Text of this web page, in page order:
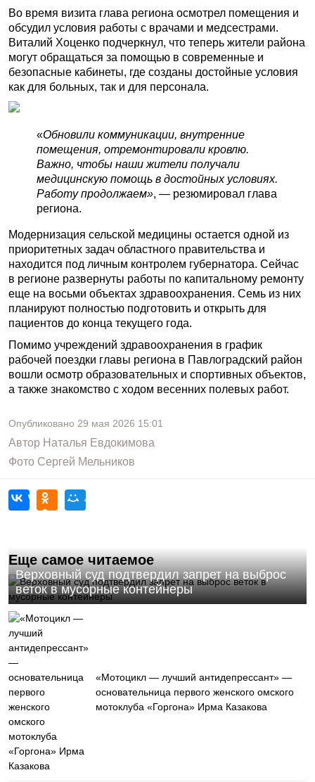
Во время визита глава региона осмотрел помещения и
обсудил условия работы с врачами и медсестрами.
Виталий Хоценко подчеркнул, что теперь жители района
могут обращаться за помощью в современные и
безопасные кабинеты, где созданы достойные условия
как для больных, так и для персонала.
«Обновили коммуникации, внутренние
помещения, отремонтировали кровлю.
Важно, чтобы наши жители получали
медицинскую помощь в достойных условиях.
Работу продолжаем», — резюмировал глава
региона.
Модернизация сельской медицины остается одной из
приоритетных задач областного правительства и
находится под личным контролем губернатора. Сейчас
в регионе развернуты работы по капитальному ремонту
еще на восьми объектах здравоохранения. Семь из них
планируют полностью подготовить и открыть для
пациентов до конца текущего года.
Помимо учреждений здравоохранения в график
рабочей поездки главы региона в Павлоградский район
вошли осмотр образовательных и спортивных объектов,
а также знакомство с ходом весенних полевых работ.
Опубликовано 29 мая 2026 15:01
Автор Наталья Евдокимова
Фото Сергей Мельников
Еще самое читаемое
Верховный суд подтвердил запрет на выброс
веток в мусорные контейнеры
«Мотоцикл — лучший антидепрессант» —
основательница первого женского омского
мотоклуба «Горгона» Ирма Казакова